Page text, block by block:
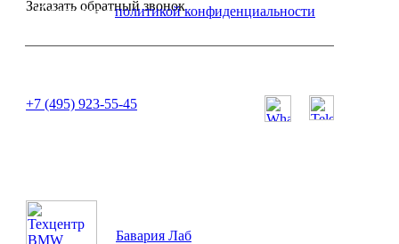
Заказать обратный звонок
Я согласен сполитикой конфиденциальности
+7 (495) 923-55-45
Бавария Лаб